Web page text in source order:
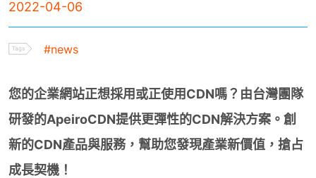
WAF防禦
全球加速
FAQ
2022-04-06
#news
您的企業網站正想採用或正使用CDN嗎？由台灣團隊
研發的ApeiroCDN提供更彈性的CDN解決方案。創
新的CDN產品與服務，幫助您發現產業新價值，搶占
成長契機！